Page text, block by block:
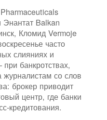
Энантат Balkan
Кломид Vermoje
часто
слияниях и
банкротствах,
со слов
брокер приводит
центр, где банки
кредитования.